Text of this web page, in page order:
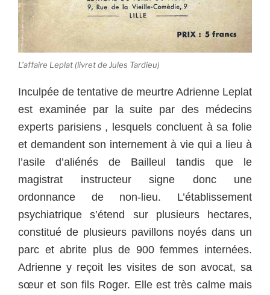
L’affaire Leplat (livret de Jules Tardieu)
Inculpée de tentative de meurtre Adrienne Leplat
est examinée par la suite par des médecins
experts parisiens , lesquels concluent à sa folie
et demandent son internement à vie qui a lieu à
l’asile d’aliénés de Bailleul tandis que le
magistrat instructeur signe donc une
ordonnance de non-lieu. L’établissement
psychiatrique s’étend sur plusieurs hectares,
constitué de plusieurs pavillons noyés dans un
parc et abrite plus de 900 femmes internées.
Adrienne y reçoit les visites de son avocat, sa
sœur et son fils Roger. Elle est très calme mais